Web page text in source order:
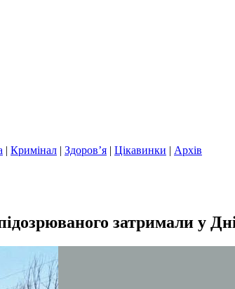
| Кримінал | Здоров’я | Цікавинки | Архів
затримали у